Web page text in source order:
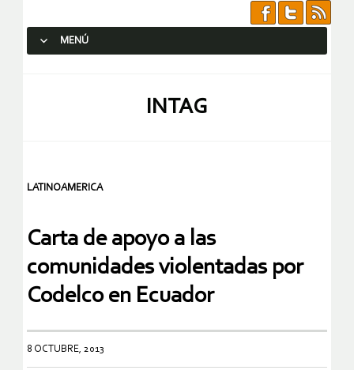
MENÚ
INTAG
LATINOAMERICA
Carta de apoyo a las
comunidades violentadas por
Codelco en Ecuador
8 OCTUBRE, 2013